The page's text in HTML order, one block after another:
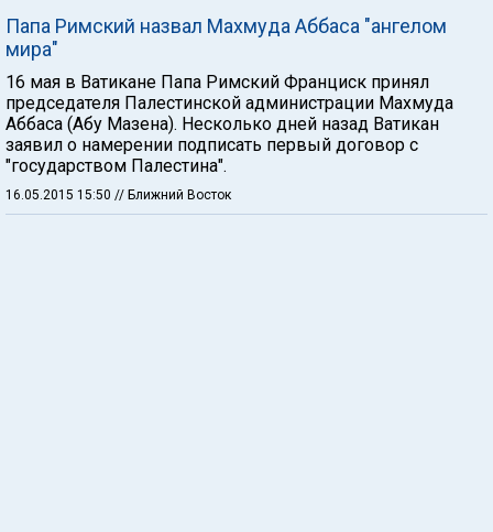
Папа Римский назвал Махмуда Аббаса "ангелом
мира"
16 мая в Ватикане Папа Римский Франциск принял
председателя Палестинской администрации Махмуда
Аббаса (Абу Мазена). Несколько дней назад Ватикан
заявил о намерении подписать первый договор с
"государством Палестина".
16.05.2015 15:50 // Ближний Восток